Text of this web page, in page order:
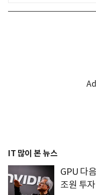
IT 많이 본 뉴스
GPU 다
조원 투자